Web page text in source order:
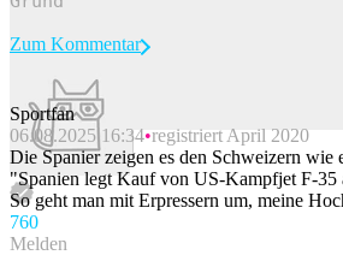
Beitrag melden
Zum Kommentar
Sportfan
06.08.2025 16:34 registriert April 2020
Die Spanier zeigen es den Schweizern wie
"Spanien legt Kauf von US-Kampfjet F-35
So geht man mit Erpressern um, meine
760
Melden